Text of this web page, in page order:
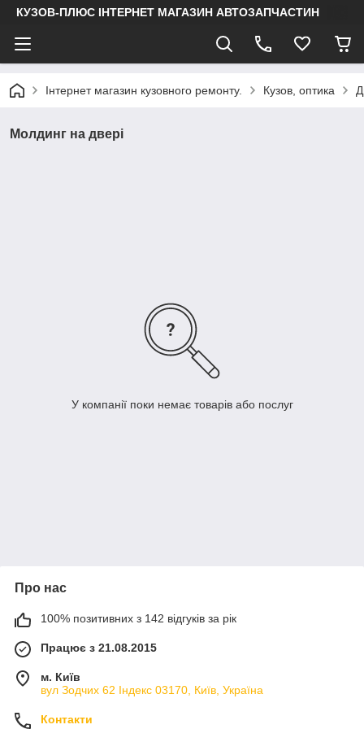
КУЗОВ-ПЛЮС ІНТЕРНЕТ МАГАЗИН АВТОЗАПЧАСТИН
Інтернет магазин кузовного ремонту. Кузов, оптика
Молдинг на двері
У компанії поки немає товарів або послуг
Про нас
100% позитивних з 142 відгуків за рік
Працює з 21.08.2015
м. Київ
вул Зодчих 62 Індекс 03170, Київ, Україна
Контакти